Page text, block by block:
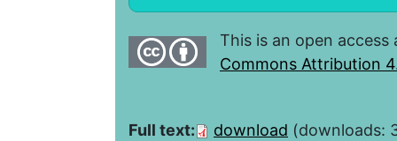
This is an open
Commons Attribution
Full text: download (downloads: